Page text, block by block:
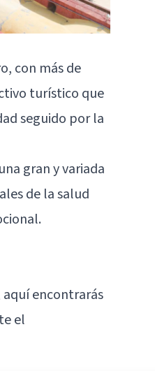
con más de
turístico que
seguido por la
gran y variada
de la salud
aquí encontrarás
el